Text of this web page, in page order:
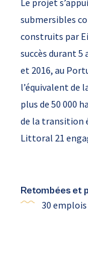
Le projet
submersibles
construits par
succès durant 5
et 2016, au
l’équivalent de
plus de 50 000
de la transition
Littoral 21
Retombées et
30